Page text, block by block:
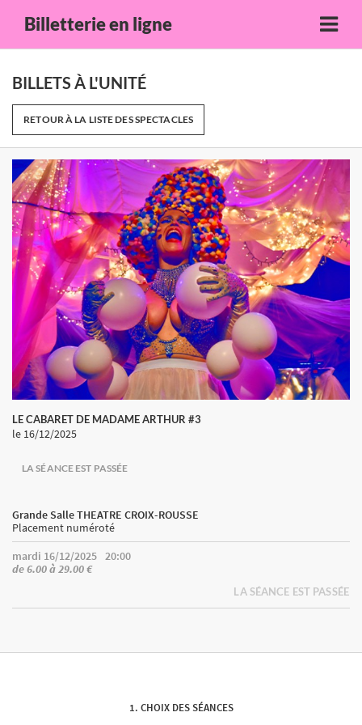
Billetterie en ligne
BILLETS À L'UNITÉ
RETOUR À LA LISTE DES SPECTACLES
LE CABARET DE MADAME ARTHUR #3
le 16/12/2025
LA SÉANCE EST PASSÉE
Grande Salle THEATRE CROIX-ROUSSE
Placement numéroté
mardi 16/12/2025 20:00
de 6.00 à 29.00 €
LA SÉANCE EST PASSÉE
CHOIX DES SÉANCES